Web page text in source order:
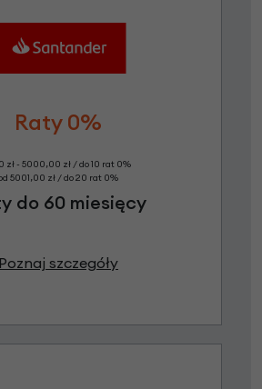
Raty 0%
zł - 5000,00 zł / do 10 rat 0%
5001,00 zł / do 20 rat 0%
do 60 miesięcy
Poznaj szczegóły